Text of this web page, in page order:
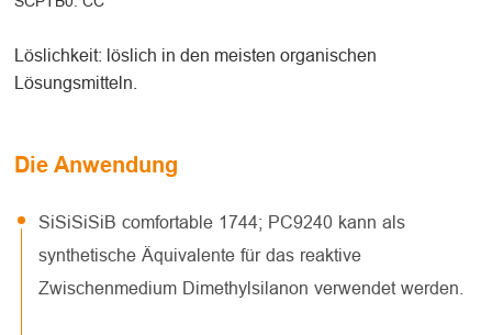
Löslichkeit: löslich in den meisten organischen
Lösungsmitteln.
Die Anwendung
SiSiSiSiB comfortable 1744; PC9240 kann als
synthetische Äquivalente für das reaktive
Zwischenmedium Dimethylsilanon verwendet werden.